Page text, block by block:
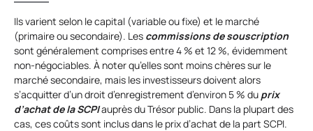
Ils varient selon le capital (variable ou fixe) et le marché
(primaire ou secondaire). Les commissions de souscription
sont généralement comprises entre 4 % et 12 %, évidemment
non-négociables. À noter qu’elles sont moins chères sur le
marché secondaire, mais les investisseurs doivent alors
s’acquitter d’un droit d’enregistrement d’environ 5 % du prix
d’achat de la SCPIauprès du Trésor public. Dans la plupart des
cas, ces coûts sont inclus dans le prix d’achat de la part SCPI.